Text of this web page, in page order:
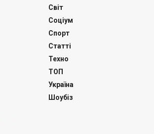
Світ
Соціум
Спорт
Статті
Техно
ТОП
Україна
Шоубіз